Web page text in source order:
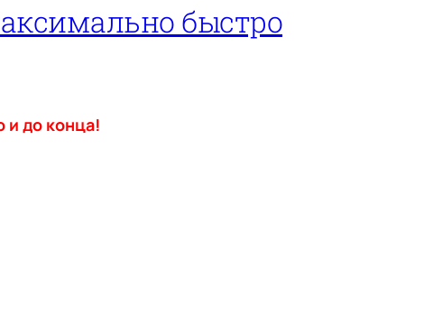
быстро
и до конца!